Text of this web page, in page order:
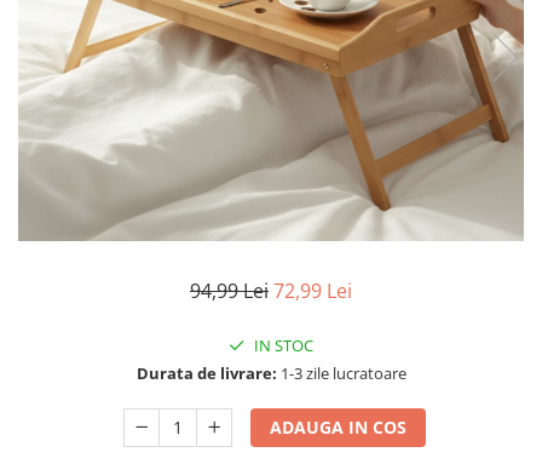
Articole mercerie
Organizare si depozitare
Huse si cutii depozitare
Cuiere
Opritoare usa
Intretinere textile
Curatenie
Sport & Timp liber
Suporturi ortopedice si orteze
Accesorii sportive
94,99 Lei72,99 Lei
IN STOC
Durata de livrare: 1-3 zile lucratoare
ADAUGA IN COS